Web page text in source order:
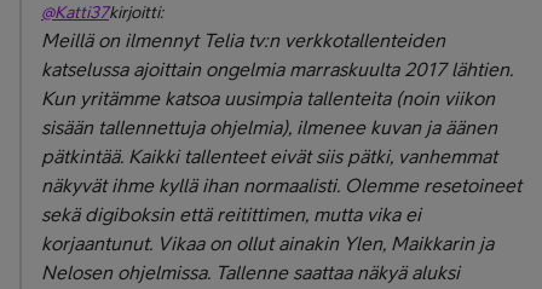
@Katti37kirjoitti:
Meillä on ilmennyt Telia tv:n verkkotallenteiden
katselussa ajoittain ongelmia marraskuulta 2017 lähtien.
Kun yritämme katsoa uusimpia tallenteita (noin viikon
sisään tallennettuja ohjelmia), ilmenee kuvan ja äänen
pätkintää. Kaikki tallenteet eivät siis pätki, vanhemmat
näkyvät ihme kyllä ihan normaalisti. Olemme resetoineet
sekä digiboksin että reitittimen, mutta vika ei
korjaantunut. Vikaa on ollut ainakin Ylen, Maikkarin ja
Nelosen ohjelmissa. Tallenne saattaa näkyä aluksi